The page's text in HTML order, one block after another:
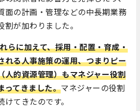
面の計画・管理などの中長期業務
が加わりました。
らに加えて、採用・配置・育成・
れる人事施策の運用、つまりピー
人的資源管理）もマネジャー役割
ってきました。マネジャーの役割
てきたのです。